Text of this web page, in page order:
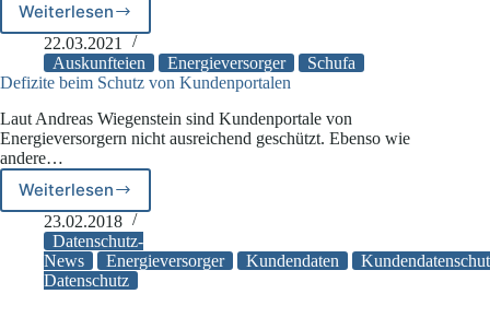
Weiterlesen„Energieversorgerpool“
darf
nicht
zu
Verbrauchern
führen
22.03.2021
Auskunfteien
Energieversorger
Schufa
Defizite beim Schutz von Kundenportalen
Laut Andreas Wiegenstein sind Kundenportale von
Energieversorgern nicht ausreichend geschützt. Ebenso wie
andere…
Weiterlesen
Defizite
beim
Schutz
von
Kundenportalen
23.02.2018
Datenschutz-
News
Energieversorger Kundendaten
Datenschutz